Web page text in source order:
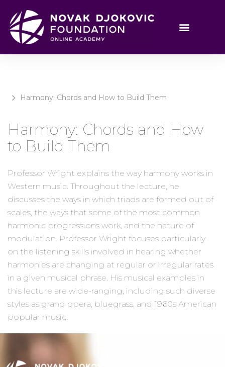
Harmony: Chords and How to Build Them
Harmony: Chords and How
to Build Them
Professor Wright explains the way harmony works in
Western music. Throughout the lecture, he
discusses the ways in which triads are formed out of
scales, the ways that some of the most common
harmonic progressions work, and the nature of
modulation. Professor Wright focuses particularly
on the listening skills involved in hearing whether
harmonies are changing at regular or irregular rates
in a given musical phrase. His musical examples in
this lecture are wide-ranging, including such diverse
styles as grand opera, bluegrass, and 1960s American
popular music.